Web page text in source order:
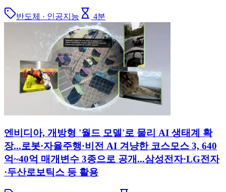
반도체 · 인공지능 4분
엔비디아, 개방형 '월드 모델'로 물리 AI 생태계 확
장...로봇·자율주행·비전 AI 겨냥한 코스모스 3, 640
억~40억 매개변수 3종으로 공개...삼성전자·LG전자
·두산로보틱스 등 활용